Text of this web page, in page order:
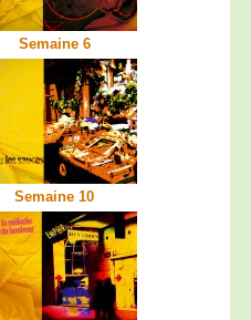
Semaine 6
Semaine 10